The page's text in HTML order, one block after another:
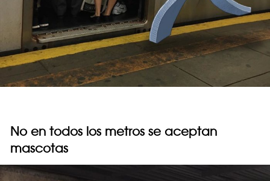
No en todos los metros se aceptan
mascotas